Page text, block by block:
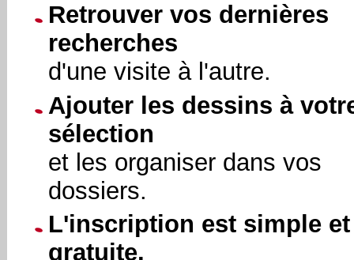
Retrouver vos dernières
recherches
d'une visite à l'autre.
Ajouter les dessins à
sélection
et les organiser dans vos
dossiers.
L'inscription est simple et
gratuite.